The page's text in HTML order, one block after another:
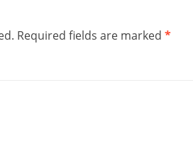
Required fields are marked *